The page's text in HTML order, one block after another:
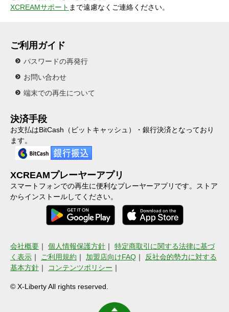
XCREAMサポート まで遠慮なくご連絡ください。
ご利用ガイド
パスワードの再発行
お問い合わせ
端末での再生について
決済手段
お支払はBitCash（ビットキャッシュ）・銀行決済となっており
ます。
XCREAMプレーヤーアプリ
スマートフォンでの再生に便利なプレーヤーアプリです。ストア
からインストールしてください。
会社概要 ｜ 個人情報保護方針 ｜ 特定商取引に関する法律に基づ
く表示 ｜ ご利用規約 ｜ 加盟店向けFAQ ｜
反社会的勢力に対する
基本方針 ｜ コンテンツポリシー ｜
© X-Liberty All rights reserved.